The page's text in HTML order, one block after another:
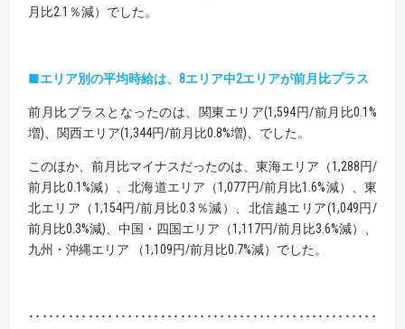
月比2.1％減）でした。
■エリア別の平均時給は、8エリア中2エリアが前月比プラス
前月比プラスとなったのは、関東エリア(1,594円/前月比0.1%
増)、関西エリア(1,344円/前月比0.8%増)、でした。
このほか、前月比マイナスだったのは、東海エリア（1,288円/
前月比0.1%減）、北海道エリア（1,077円/前月比1.6%減）、東
北エリア（1,154円/前月比0.3％減）、北信越エリア(1,049円/
前月比0.3%減)、中国・四国エリア（1,117円/前月比3.6%減）、
九州・沖縄エリア （1,109円/前月比0.7%減）でした。
･････････････････････････････････････････････････････